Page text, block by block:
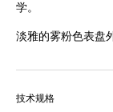
学。
淡雅的雾粉色表盘
glassbox蓝宝石表
技术规格